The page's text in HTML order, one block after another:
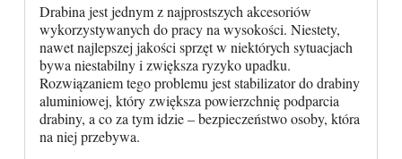
Drabina jest jednym z najprostszych akcesoriów
wykorzystywanych do pracy na wysokości. Niestety,
nawet najlepszej jakości sprzęt w niektórych sytuacjach
bywa niestabilny i zwiększa ryzyko upadku.
Rozwiązaniem tego problemu jest stabilizator do drabiny
aluminiowej, który zwiększa powierzchnię podparcia
drabiny, a co za tym idzie – bezpieczeństwo osoby, która
na niej przebywa.